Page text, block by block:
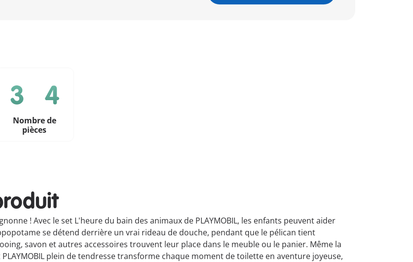
Nombre de
pièces
! Avec le set L'heure du bain des animaux de PLAYMOBIL, les enfants peuvent aider
se détend derrière un vrai rideau de douche, pendant que le pélican tient
savon et autres accessoires trouvent leur place dans le meuble ou le panier. Même la
plein de tendresse transforme chaque moment de toilette en aventure joyeuse,